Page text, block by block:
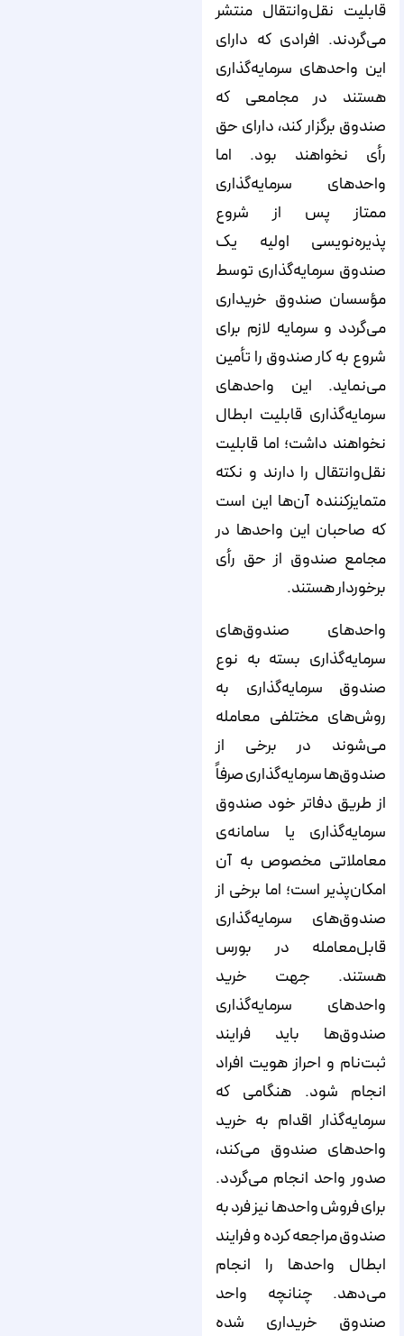
قابلیت نقل‌وانتقال منتشر
می‌گردند. افرادی که دارای
این واحدهای سرمایه‌گذاری
هستند در مجامعی که
صندوق برگزار کند، دارای حق
رأی نخواهند بود. اما
واحدهای سرمایه‌گذاری
ممتاز پس از شروع
پذیره‌نویسی اولیه یک
صندوق سرمایه‌گذاری توسط
مؤسسان صندوق خریداری
می‌گردد و سرمایه لازم برای
شروع به کار صندوق را تأمین
می‌نماید. این واحدهای
سرمایه‌گذاری قابلیت ابطال
نخواهند داشت؛ اما قابلیت
نقل‌وانتقال را دارند و نکته
متمایزکننده آن‌ها این است
که صاحبان این واحدها در
مجامع صندوق از حق رأی
برخوردار هستند.
واحدهای صندوق‌‌‌‌‌‌های
سرمایه‌‌‌‌‌‌گذاری بسته به نوع
صندوق سرمایه‌‌‌‌‌‌گذاری به
روش‌‌‌‌‌‌های مختلفی معامله
می‌‌‌‌‌‌شوند در برخی از
صندوق‌‌‌‌‌‌ها سرمایه‌‌‌‌‌‌گذاری صرفاً
از طریق دفاتر خود صندوق
سرمایه‌گذاری یا سامانه‌‌‌‌‌‌ی
معاملاتی مخصوص به آن
امکان‌‌‌‌‌‌پذیر است؛ اما برخی از
صندوق‌‌‌‌‌‌های سرمایه‌‌‌‌‌‌گذاری
قابل‌معامله در بورس
هستند. جهت خرید
واحدهای سرمایه‌گذاری
صندوق‌ها باید فرایند
ثبت‌نام و احراز هویت افراد
انجام شود. هنگامی که
سرمایه‌گذار اقدام به خرید
واحدهای صندوق می‌کند،
صدور واحد انجام می‌گردد.
برای فروش واحدها نیز فرد به
صندوق مراجعه کرده و فرایند
ابطال واحدها را انجام
می‌دهد. چنانچه واحد
صندوق خریداری شده